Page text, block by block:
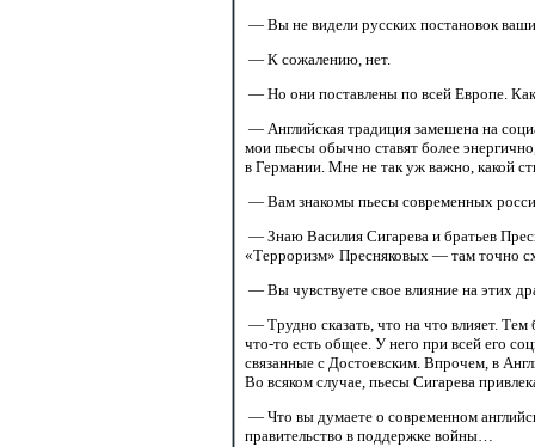
— Вы не видели русских постановок
— К сожалению, нет.
— Но они поставлены по всей Европе.
— Английская традиция замешена на
мои пьесы обычно ставят более
в Германии. Мне не так уж важно, какой
— Вам знакомы пьесы современных
— Знаю Василия Сигарева и братьев
«Терроризм» Пресняковых — там точно
— Вы чувствуете свое влияние на этих
— Трудно сказать, что на что влияет.
что-то есть общее. У него при всей его
связанные с Достоевским. Впрочем, в
Во всяком случае, пьесы Сигарева
— Что вы думаете о современном
правительство в поддержке войны…